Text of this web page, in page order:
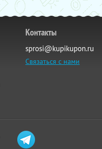
Контакты
sprosi@kupikupon.ru
Связаться с нами